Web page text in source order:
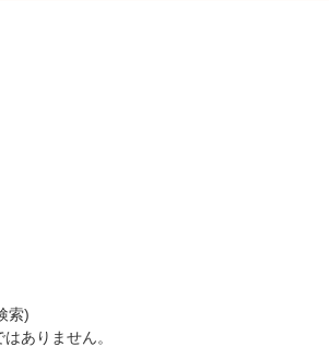
索)
ありません。